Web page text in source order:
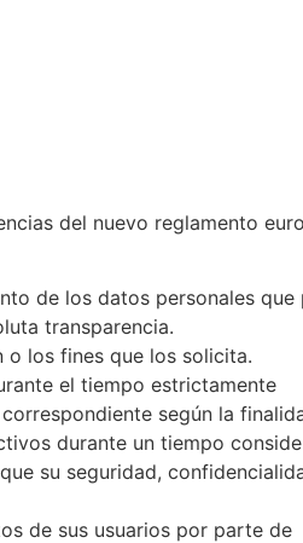
del nuevo reglamento
de los datos personales que
transparencia.
los fines que los solicita.
el tiempo estrictamente
según la
durante un tiempo
su seguridad,
de sus usuarios por parte de